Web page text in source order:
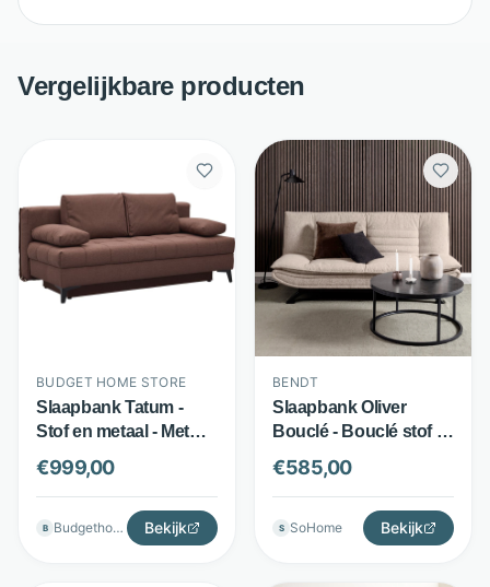
Vergelijkbare producten
BUDGET HOME STORE
Slaapbank Tatum -
Stof en metaal - Met
topper en
opbergruimte - Rood -
Budget Home Store
€999,00
B Budgethomestore Bekijk
BENDT
Slaapbank Oliver
Bouclé - Bouclé stof -
Klik-klak systeem -
Beige - Bendt
€585,00
S SoHome Bekijk